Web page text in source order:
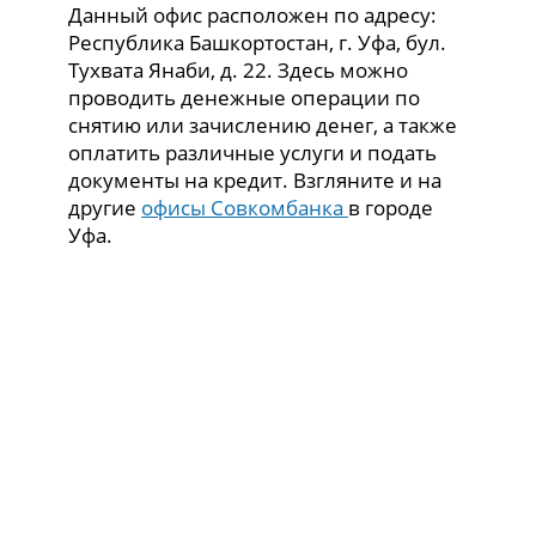
Данный офис расположен по адресу:
Республика Башкортостан, г. Уфа, бул.
Тухвата Янаби, д. 22. Здесь можно
проводить денежные операции по
снятию или зачислению денег, а также
оплатить различные услуги и подать
документы на кредит. Взгляните и на
другие офисы Совкомбанка в городе
Уфа.